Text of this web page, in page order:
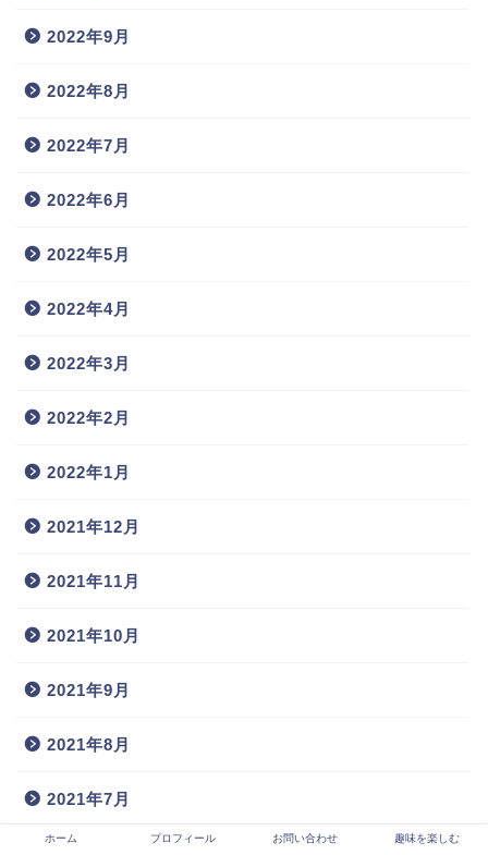
2022年9月
2022年8月
2022年7月
2022年6月
2022年5月
2022年4月
2022年3月
2022年2月
2022年1月
2021年12月
2021年11月
2021年10月
2021年9月
2021年8月
2021年7月
ホーム プロフィール お問い合わせ 趣味を楽しむ